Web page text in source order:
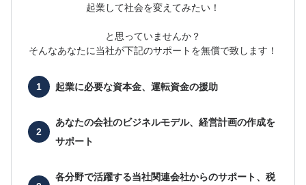
起業して社会を変えてみたい！
と思っていませんか？
そんなあなたに当社が下記のサポートを無償で致します！
起業に必要な資本金、運転資金の援助
あなたの会社のビジネルモデル、経営計画の作成を
サポート
各分野で活躍する当社関連会社からのサポート、 税